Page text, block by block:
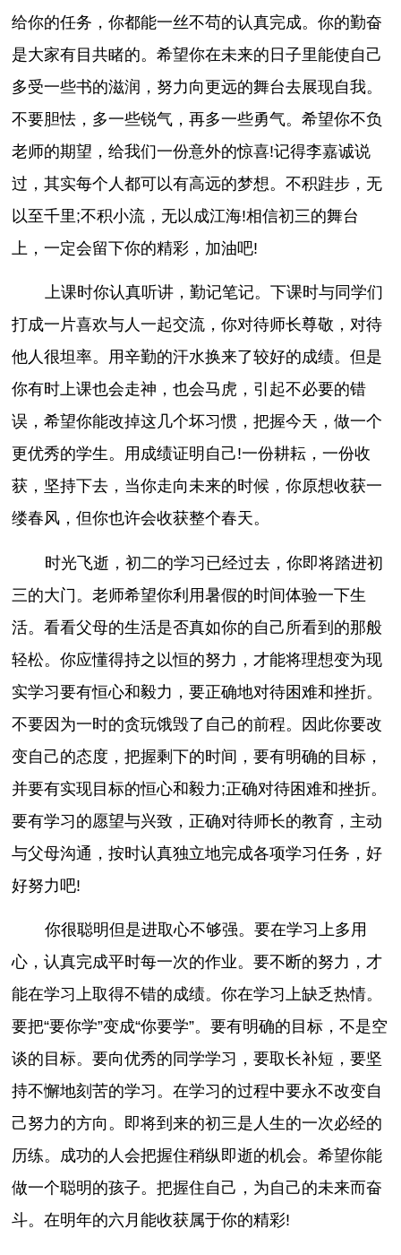
给你的任务，你都能一丝不苟的认真完成。你的勤奋
是大家有目共睹的。希望你在未来的日子里能使自己
多受一些书的滋润，努力向更远的舞台去展现自我。
不要胆怯，多一些锐气，再多一些勇气。希望你不负
老师的期望，给我们一份意外的惊喜!记得李嘉诚说
过，其实每个人都可以有高远的梦想。不积跬步，无
以至千里;不积小流，无以成江海!相信初三的舞台
上，一定会留下你的精彩，加油吧!
上课时你认真听讲，勤记笔记。下课时与同学们
打成一片喜欢与人一起交流，你对待师长尊敬，对待
他人很坦率。用辛勤的汗水换来了较好的成绩。但是
你有时上课也会走神，也会马虎，引起不必要的错
误，希望你能改掉这几个坏习惯，把握今天，做一个
更优秀的学生。用成绩证明自己!一份耕耘，一份收
获，坚持下去，当你走向未来的时候，你原想收获一
缕春风，但你也许会收获整个春天。
时光飞逝，初二的学习已经过去，你即将踏进初
三的大门。老师希望你利用暑假的时间体验一下生
活。看看父母的生活是否真如你的自己所看到的那般
轻松。你应懂得持之以恒的努力，才能将理想变为现
实学习要有恒心和毅力，要正确地对待困难和挫折。
不要因为一时的贪玩饿毁了自己的前程。因此你要改
变自己的态度，把握剩下的时间，要有明确的目标，
并要有实现目标的恒心和毅力;正确对待困难和挫折。
要有学习的愿望与兴致，正确对待师长的教育，主动
与父母沟通，按时认真独立地完成各项学习任务，好
好努力吧!
你很聪明但是进取心不够强。要在学习上多用
心，认真完成平时每一次的作业。要不断的努力，才
能在学习上取得不错的成绩。你在学习上缺乏热情。
要把“要你学”变成“你要学”。要有明确的目标，不是空
谈的目标。要向优秀的同学学习，要取长补短，要坚
持不懈地刻苦的学习。在学习的过程中要永不改变自
己努力的方向。即将到来的初三是人生的一次必经的
历练。成功的人会把握住稍纵即逝的机会。希望你能
做一个聪明的孩子。把握住自己，为自己的未来而奋
斗。在明年的六月能收获属于你的精彩!